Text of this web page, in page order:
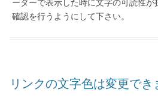
確認を行うようにして下さい。
リンクの文字色は変更でき